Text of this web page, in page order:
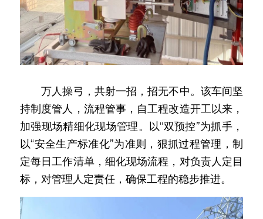
万人操弓，共射一招，招无不中。该车间坚
持制度管人，流程管事，自工程改造开工以来，
加强现场精细化现场管理。以“双预控”为抓手，
以“安全生产标准化”为准则，狠抓过程管理，制
定每日工作清单，细化现场流程，对负责人定目
标，对管理人定责任，确保工程的稳步推进。